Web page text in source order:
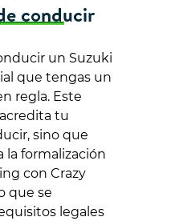
conducir
un Suzuki
que tengas un
regla. Este
tu
sino que
la formalización
con Crazy
que se
legales